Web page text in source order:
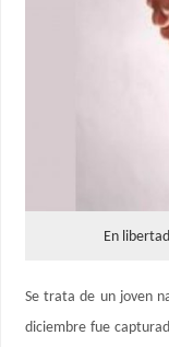
En
Se trata de un joven
diciembre fue